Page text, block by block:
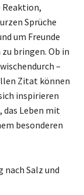
Reaktion,
Sprüche
um Freunde
bringen. Ob in
–
Zitat können
inspirieren
das Leben mit
besonderen
nach Salz und